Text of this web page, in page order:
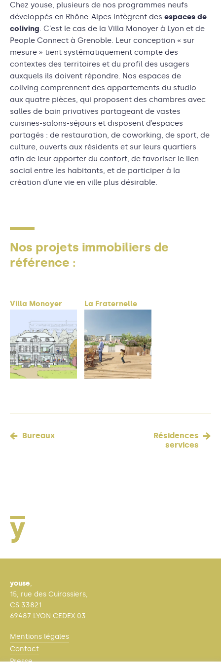
Chez youse, plusieurs de nos programmes neufs
développés en Rhône-Alpes intègrent des espaces de
coliving. C’est le cas de la Villa Monoyer à Lyon et de
People Connect à Grenoble. Leur conception « sur
mesure » tient systématiquement compte des
contextes des territoires et du profil des usagers
auxquels ils doivent répondre. Nos espaces de
coliving comprennent des appartements du studio
aux quatre pièces, qui proposent des chambres avec
salles de bain privatives partageant de vastes
cuisines-salons-séjours et disposent d’espaces
partagés : de restauration, de coworking, de sport, de
culture, ouverts aux résidents et sur leurs quartiers
afin de leur apporter du confort, de favoriser le lien
social entre les habitants, et de participer à la
création d’une vie en ville plus désirable.
Nos projets immobiliers de
référence :
Villa Monoyer La Fraternelle
Bureaux
Résidences
services
youse,
15, rue des Cuirassiers,
CS 33821
69487 LYON CEDEX 03
Mentions légales
Contact
Presse